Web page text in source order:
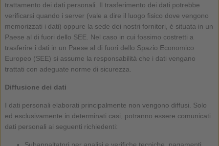
trattamento dei dati personali. Il trasferimento dei dati potrebbe
verificarsi quando i server (vale a dire il luogo fisico dove vengono
memorizzati i dati) oppure la sede dei nostri fornitori, è situata in un
Paese al di fuori dello SEE. Nel caso in cui fossimo costretti a
trasferire i dati in un Paese al di fuori dello Spazio Economico
Europeo (SEE) si assume la responsabilità che i dati vengano
trattati con adeguate norme di sicurezza.
Diffusione dei dati
I dati personali elaborati principalmente non vengono diffusi. Solo
ed esclusivamente in determinati casi, potranno essere comunicati
dati personali ai seguenti richiedenti:
Subappaltatori per analisi e verifiche tecniche, pagamenti,